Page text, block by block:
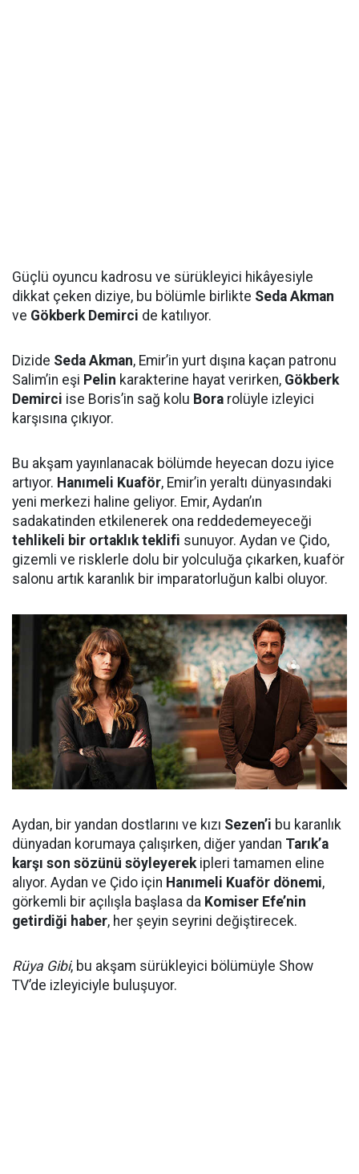
Güçlü oyuncu kadrosu ve sürükleyici hikâyesiyle
dikkat çeken diziye, bu bölümle birlikte Seda Akman
ve Gökberk Demirci de katılıyor.
Dizide Seda Akman, Emir’in yurt dışına kaçan patronu
Salim’in eşi Pelin karakterine hayat verirken, Gökberk
Demirci ise Boris’in sağ kolu Bora rolüyle izleyici
karşısına çıkıyor.
Bu akşam yayınlanacak bölümde heyecan dozu iyice
artıyor. Hanımeli Kuaför, Emir’in yeraltı dünyasındaki
yeni merkezi haline geliyor. Emir, Aydan’ın
sadakatinden etkilenerek ona reddedemeyeceği
tehlikeli bir ortaklık teklifi sunuyor. Aydan ve Çido,
gizemli ve risklerle dolu bir yolculuğa çıkarken, kuaför
salonu artık karanlık bir imparatorluğun kalbi oluyor.
Aydan, bir yandan dostlarını ve kızı Sezen’i bu karanlık
dünyadan korumaya çalışırken, diğer yandan Tarık’a
karşı son sözünü söyleyerek ipleri tamamen eline
alıyor. Aydan ve Çido için Hanımeli Kuaför dönemi,
görkemli bir açılışla başlasa da Komiser Efe’nin
getirdiği haber, her şeyin seyrini değiştirecek.
Rüya Gibi, bu akşam sürükleyici bölümüyle Show
TV’de izleyiciyle buluşuyor.